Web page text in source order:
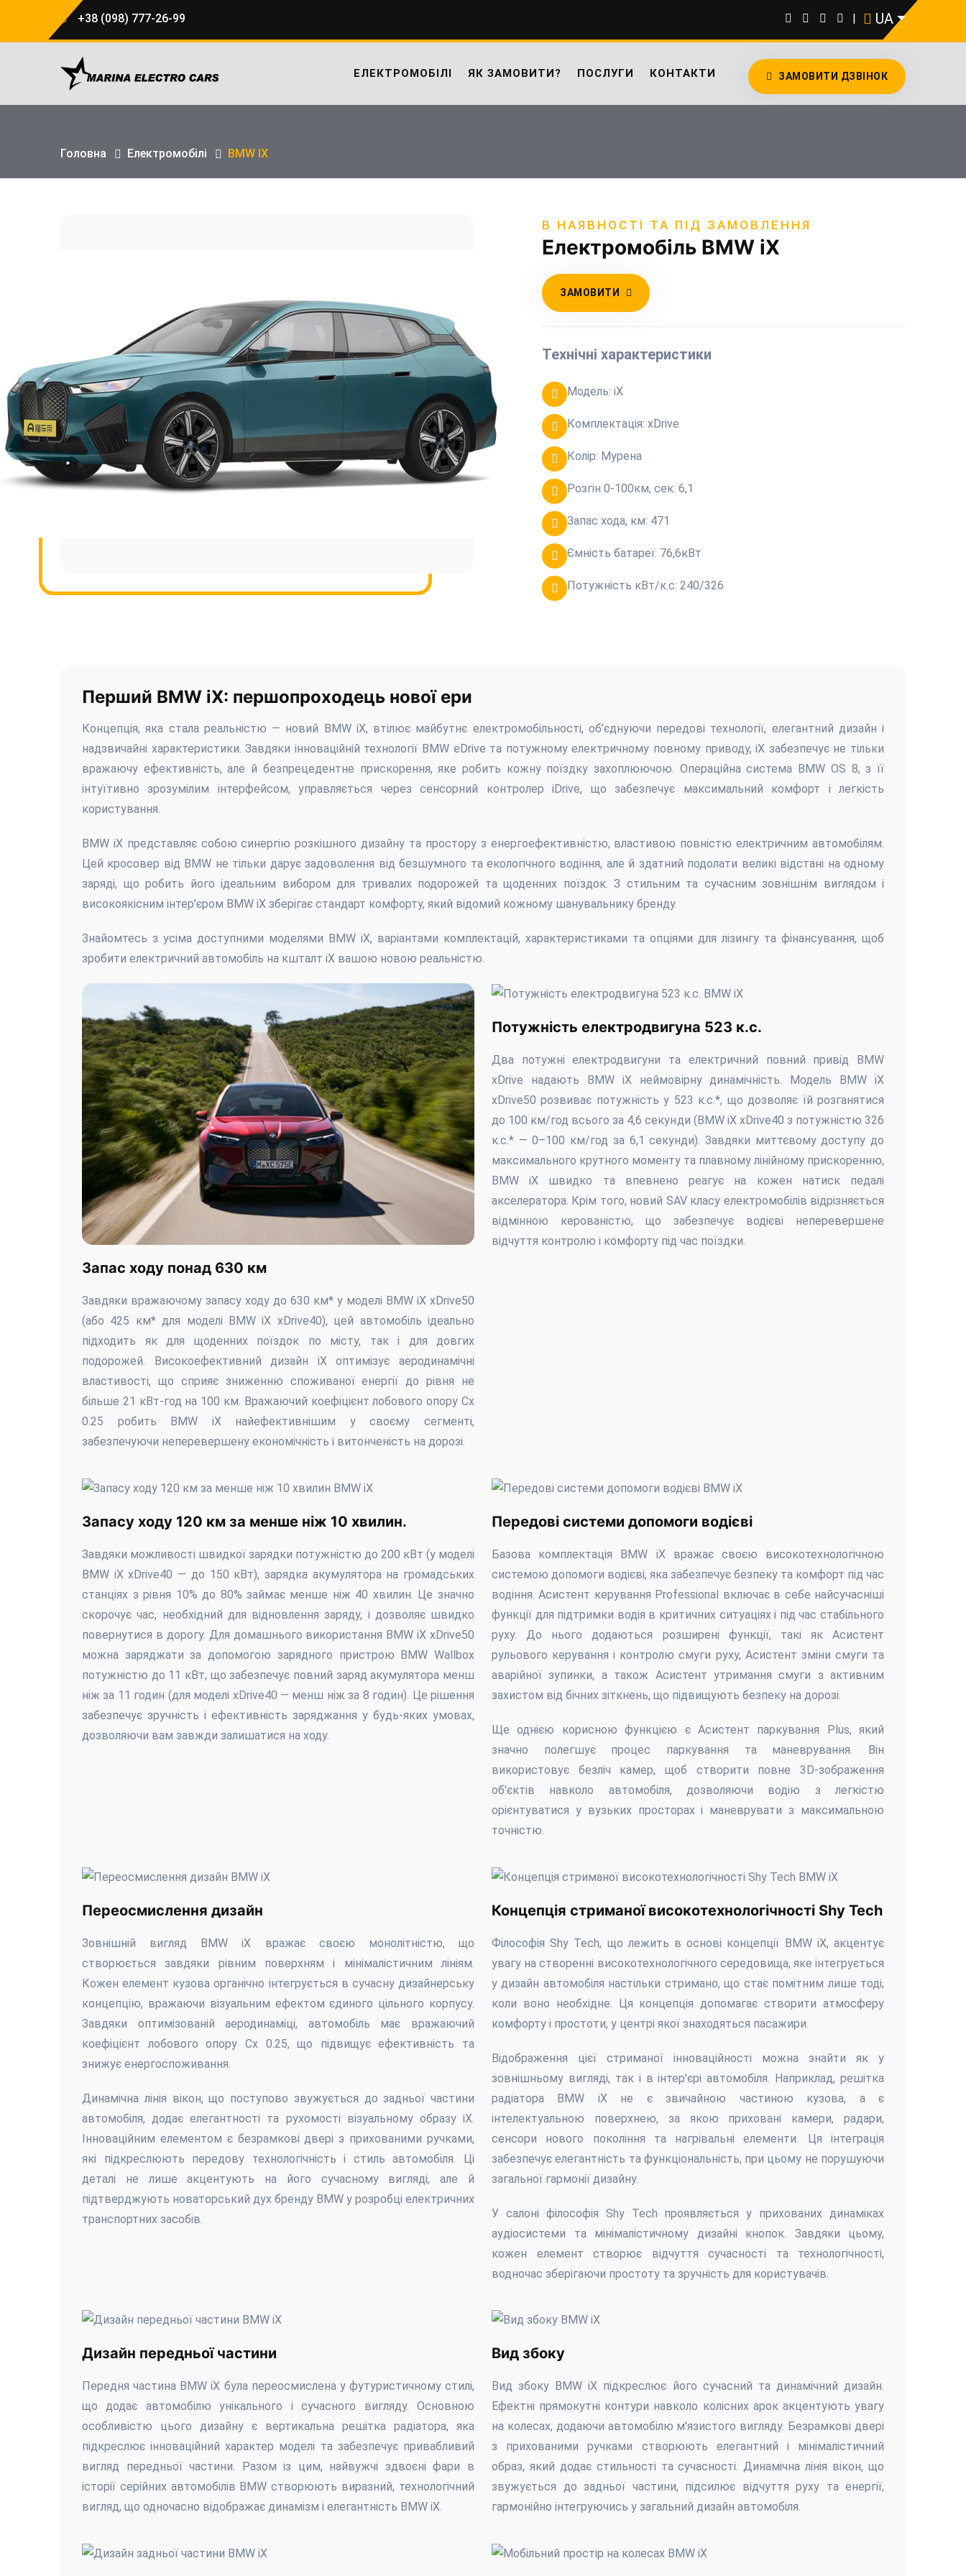
+38 (098) 777-26-99 | UA
ЕЛЕКТРОМОБІЛІ ЯК ЗАМОВИТИ? ПОСЛУГИ КОНТАКТИ ЗАМОВИТИ ДЗВІНОК
Головна Електромобілі BMW IX
В НАЯВНОСТІ ТА ПІД ЗАМОВЛЕННЯ
Електромобіль BMW iX
ЗАМОВИТИ
Технічні характеристики
Модель: iX
Комплектація: xDrive
Колір: Мурена
Розгін 0-100км, сек: 6,1
Запас хода, км: 471
Ємність батареї: 76,6кВт
Потужність кВт/к.с: 240/326
Перший BMW iX: першопроходець нової ери
Концепція, яка стала реальністю — новий BMW iX, втілює майбутнє електромобільності, об’єднуючи передові технології, елегантний дизайн і
надзвичайні характеристики. Завдяки інноваційній технології BMW eDrive та потужному електричному повному приводу, iX забезпечує не тільки
вражаючу ефективність, але й безпрецедентне прискорення, яке робить кожну поїздку захоплюючою. Операційна система BMW OS 8, з її
інтуїтивно зрозумілим інтерфейсом, управляється через сенсорний контролер iDrive, що забезпечує максимальний комфорт і легкість
користування.
BMW iX представляє собою синергію розкішного дизайну та простору з енергоефективністю, властивою повністю електричним автомобілям.
Цей кросовер від BMW не тільки дарує задоволення від безшумного та екологічного водіння, але й здатний подолати великі відстані на одному
заряді, що робить його ідеальним вибором для тривалих подорожей та щоденних поїздок. З стильним та сучасним зовнішнім виглядом і
високоякісним інтер'єром BMW iX зберігає стандарт комфорту, який відомий кожному шанувальнику бренду.
Знайомтесь з усіма доступними моделями BMW iX, варіантами комплектацій, характеристиками та опціями для лізингу та фінансування, щоб
зробити електричний автомобіль на кшталт iX вашою новою реальністю.
Запас ходу понад 630 км
Завдяки вражаючому запасу ходу до 630 км* у моделі BMW iX xDrive50
(або 425 км* для моделі BMW iX xDrive40), цей автомобіль ідеально
підходить як для щоденних поїздок по місту, так і для довгих
подорожей. Високоефективний дизайн iX оптимізує аеродинамічні
властивості, що сприяє зниженню споживаної енергії до рівня не
більше 21 кВт-год на 100 км. Вражаючий коефіцієнт лобового опору Cx
0.25 робить BMW iX найефективнішим у своєму сегменті,
забезпечуючи неперевершену економічність і витонченість на дорозі.
Потужність електродвигуна 523 к.с.
Два потужні електродвигуни та електричний повний привід BMW
xDrive надають BMW iX неймовірну динамічність. Модель BMW iX
xDrive50 розвиває потужність у 523 к.с.*, що дозволяє їй розганятися
до 100 км/год всього за 4,6 секунди (BMW iX xDrive40 з потужністю 326
к.с.* — 0–100 км/год за 6,1 секунди). Завдяки миттєвому доступу до
максимального крутного моменту та плавному лінійному прискоренню,
BMW iX швидко та впевнено реагує на кожен натиск педалі
акселератора. Крім того, новий SAV класу електромобілів відрізняється
відмінною керованістю, що забезпечує водієві неперевершене
відчуття контролю і комфорту під час поїздки.
Запасу ходу 120 км за менше ніж 10 хвилин.
Завдяки можливості швидкої зарядки потужністю до 200 кВт (у моделі
BMW iX xDrive40 — до 150 кВт), зарядка акумулятора на громадських
станціях з рівня 10% до 80% займає менше ніж 40 хвилин. Це значно
скорочує час, необхідний для відновлення заряду, і дозволяє швидко
повернутися в дорогу. Для домашнього використання BMW iX xDrive50
можна заряджати за допомогою зарядного пристрою BMW Wallbox
потужністю до 11 кВт, що забезпечує повний заряд акумулятора менш
ніж за 11 годин (для моделі xDrive40 — менш ніж за 8 годин). Це рішення
забезпечує зручність і ефективність заряджання у будь-яких умовах,
дозволяючи вам завжди залишатися на ходу.
Передові системи допомоги водієві
Базова комплектація BMW iX вражає своєю високотехнологічною
системою допомоги водієві, яка забезпечує безпеку та комфорт під час
водіння. Асистент керування Professional включає в себе найсучасніші
функції для підтримки водія в критичних ситуаціях і під час стабільного
руху. До нього додаються розширені функції, такі як Асистент
рульового керування і контролю смуги руху, Асистент зміни смуги та
аварійної зупинки, а також Асистент утримання смуги з активним
захистом від бічних зіткнень, що підвищують безпеку на дорозі.
Ще однією корисною функцією є Асистент паркування Plus, який
значно полегшує процес паркування та маневрування. Він
використовує безліч камер, щоб створити повне 3D-зображення
об'єктів навколо автомобіля, дозволяючи водію з легкістю
орієнтуватися у вузьких просторах і маневрувати з максимальною
точністю.
Переосмислення дизайн
Зовнішній вигляд BMW iX вражає своєю монолітністю, що
створюється завдяки рівним поверхням і мінімалістичним лініям.
Кожен елемент кузова органічно інтегрується в сучасну дизайнерську
концепцію, вражаючи візуальним ефектом єдиного цільного корпусу.
Завдяки оптимізованій аеродинаміці, автомобіль має вражаючий
коефіцієнт лобового опору Cx 0.25, що підвищує ефективність та
знижує енергоспоживання.
Динамічна лінія вікон, що поступово звужується до задньої частини
автомобіля, додає елегантності та рухомості візуальному образу iX.
Інноваційним елементом є безрамкові двері з прихованими ручками,
які підкреслюють передову технологічність і стиль автомобіля. Ці
деталі не лише акцентують на його сучасному вигляді, але й
підтверджують новаторський дух бренду BMW у розробці електричних
транспортних засобів.
Концепція стриманої високотехнологічності Shy Tech
Філософія Shy Tech, що лежить в основі концепції BMW iX, акцентує
увагу на створенні високотехнологічного середовища, яке інтегрується
у дизайн автомобіля настільки стримано, що стає помітним лише тоді,
коли воно необхідне. Ця концепція допомагає створити атмосферу
комфорту і простоти, у центрі якої знаходяться пасажири.
Відображення цієї стриманої інноваційності можна знайти як у
зовнішньому вигляді, так і в інтер'єрі автомобіля. Наприклад, решітка
радіатора BMW iX не є звичайною частиною кузова, а є
інтелектуальною поверхнею, за якою приховані камери, радари,
сенсори нового покоління та нагрівальні елементи. Ця інтеграція
забезпечує елегантність та функціональність, при цьому не порушуючи
загальної гармонії дизайну.
У салоні філософія Shy Tech проявляється у прихованих динаміках
аудіосистеми та мінімалістичному дизайні кнопок. Завдяки цьому,
кожен елемент створює відчуття сучасності та технологічності,
водночас зберігаючи простоту та зручність для користувачів.
Дизайн передньої частини
Передня частина BMW iX була переосмислена у футуристичному стилі,
що додає автомобілю унікального і сучасного вигляду. Основною
особливістю цього дизайну є вертикальна решітка радіатора, яка
підкреслює інноваційний характер моделі та забезпечує привабливий
вигляд передньої частини. Разом із цим, найвужчі здвоєні фари в
історії серійних автомобілів BMW створюють виразний, технологічний
вигляд, що одночасно відображає динамізм і елегантність BMW iX.
Вид збоку
Вид збоку BMW iX підкреслює його сучасний та динамічний дизайн.
Ефектні прямокутні контури навколо колісних арок акцентують увагу
на колесах, додаючи автомобілю м'язистого вигляду. Безрамкові двері
з прихованими ручками створюють елегантний і мінімалістичний
образ, який додає стильності та сучасності. Динамічна лінія вікон, що
звужується до задньої частини, підсилює відчуття руху та енергії,
гармонійно інтегруючись у загальний дизайн автомобіля.